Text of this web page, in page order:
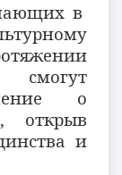
в
смогут
о
открыв
и